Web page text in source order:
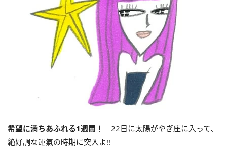
希望に満ちあふれる1週間 ！ 22日に太陽がやぎ座に入って、
絶好調な運氣の時期に突入よ!!